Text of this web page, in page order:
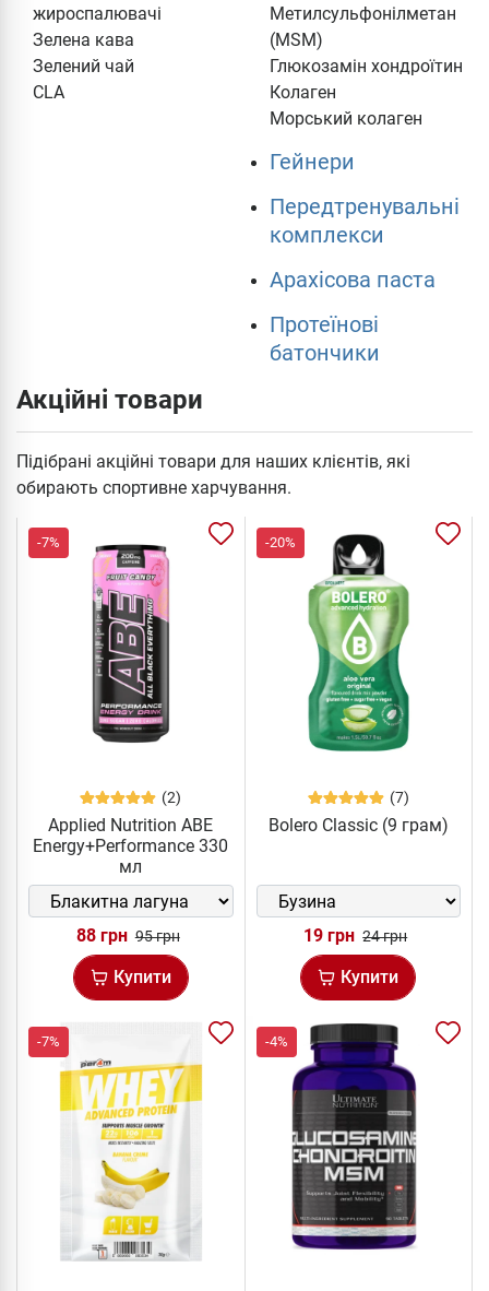
жироспалювачі
Зелена кава
Зелений чай
CLA
Метилсульфонілметан
(MSM)
Глюкозамін хондроїтин
Колаген
Морський колаген
Гейнери
Передтренувальні
комплекси
Арахісова паста
Протеїнові
батончики
Акційні товари
Підібрані акційні товари для наших клієнтів, які
обирають спортивне харчування.
-7%
(2)
Applied Nutrition ABE
Energy+Performance 330
мл
88 грн 95 грн
Купити
-20%
(7)
Bolero Classic (9 грам)
19 грн 24 грн
Купити
-7% -4%